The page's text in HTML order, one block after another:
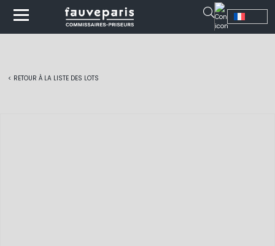
< RETOUR À LA LISTE DES LOTS